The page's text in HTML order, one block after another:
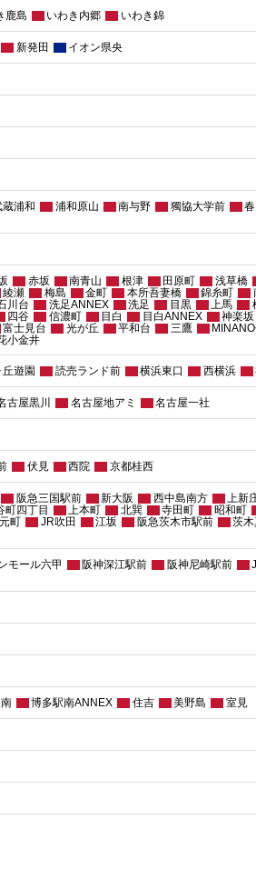
鹿島 いわき内郷 いわき錦
新発田 イオン県央
蔵浦和 浦和原山 南与野 獨協大学前
赤坂 南青山 根津 田原町 浅草橋
綾瀬 梅島 金町 本所吾妻橋 錦糸町
川台 洗足ANNEX 洗足 目黒 上馬
四谷 信濃町 目白 目白ANNEX 神楽坂
富士見台 光が丘 平和台 三鷹
小金井
丘遊園 読売ランド前 横浜東口 西横浜
古屋黒川 名古屋地アミ 名古屋一社
伏見 西院 京都桂西
阪急三国駅前 新大阪 西中島南方 上新
町四丁目 上本町 北巽 寺田町 昭和町
町 JR吹田 江坂 阪急茨木市駅前 茨
モール六甲 阪神深江駅前 阪神尼崎駅前
博多駅南ANNEX 住吉 美野島 室見